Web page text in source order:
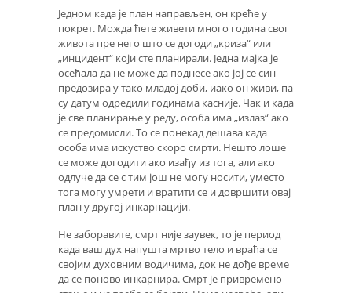
Једном када је план направљен, он креће у
покрет. Можда ћете живети много година свог
живота пре него што се догоди „криза“ или
„инцидент“ који сте планирали. Једна мајка је
осећала да не може да поднесе ако јој се син
предозира у тако младој доби, иако он живи, па
су датум одредили годинама касније. Чак и када
је све планирање у реду, особа има „излаз“ ако
се предомисли. То се понекад дешава када
особа има искуство скоро смрти. Нешто лоше
се може догодити ако изађу из тога, али ако
одлуче да се с тим још не могу носити, уместо
тога могу умрети и вратити се и довршити овај
план у другој инкарнацији.
Не заборавите, смрт није заувек, то је период
када ваш дух напушта мртво тело и враћа се
својим духовним водичима, док не дође време
да се поново инкарнира. Смрт је привремено